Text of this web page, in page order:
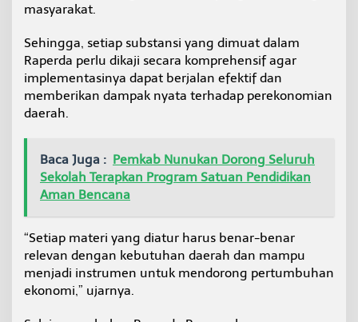
masyarakat.
Sehingga, setiap substansi yang dimuat dalam
Raperda perlu dikaji secara komprehensif agar
implementasinya dapat berjalan efektif dan
memberikan dampak nyata terhadap perekonomian
daerah.
Baca Juga : Pemkab Nunukan Dorong Seluruh
Sekolah Terapkan Program Satuan Pendidikan
Aman Bencana
“Setiap materi yang diatur harus benar-benar
relevan dengan kebutuhan daerah dan mampu
menjadi instrumen untuk mendorong pertumbuhan
ekonomi,” ujarnya.